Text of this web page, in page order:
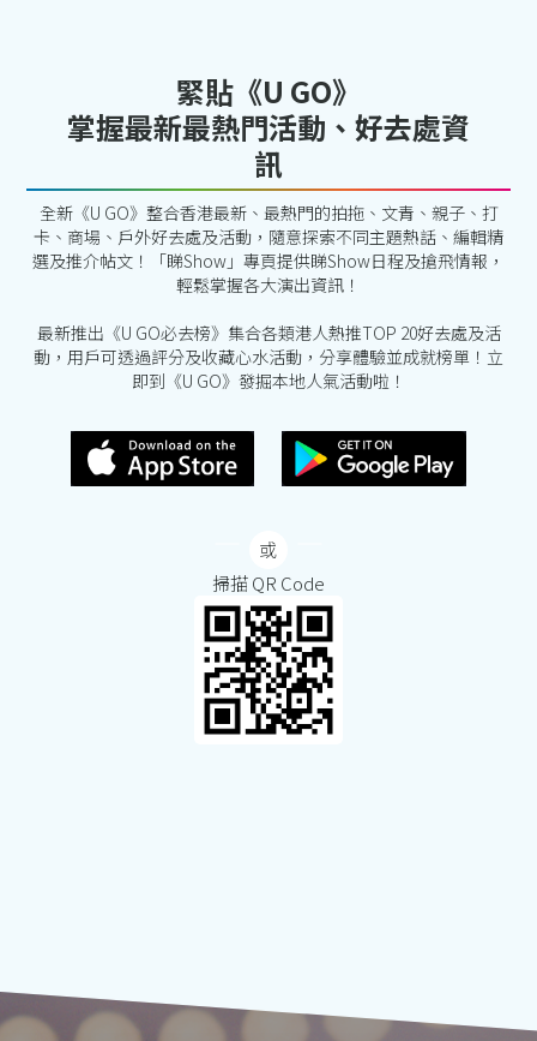
緊貼《U GO》
掌握最新最熱門活動、好去處資
訊
全新《U GO》整合香港最新、最熱門的拍拖、文青、親子、打
卡、商場、戶外好去處及活動，隨意探索不同主題熱話、編輯精
選及推介帖文！「睇Show」專頁提供睇Show日程及搶飛情報，
輕鬆掌握各大演出資訊！
最新推出《U GO必去榜》集合各類港人熱推TOP 20好去處及活
動，用戶可透過評分及收藏心水活動，分享體驗並成就榜單！立
即到《U GO》發掘本地人氣活動啦！
掃描 QR Code